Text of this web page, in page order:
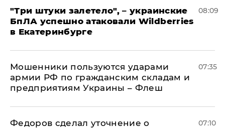
"Три штуки залетело", – украинские
БпЛА успешно атаковали Wildberries
в Екатеринбурге
08:09
Мошенники пользуются ударами
армии РФ по гражданским складам и
предприятиям Украины – Флеш
07:35
Федоров сделал уточнение о 07:10